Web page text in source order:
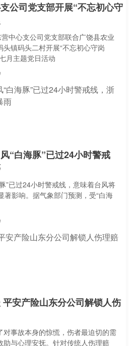
公司党支部开展“不忘初心守
中心支公司党支部联合广饶县农业
镇码头二村开展“不忘初心守岗
月主题党日活动
“白海豚”已过24小时警戒
”已过24小时警戒线，意味着台风将
著影响。据气象部门预测，受“白海
安产险山东分公司解锁人伤
对事故本身的惊慌，伤者最迫切的需
助与心理安抚。针对传统人伤理赔